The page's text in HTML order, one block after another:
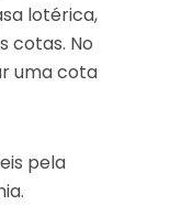
lotérica,
cotas. No
uma cota
pela